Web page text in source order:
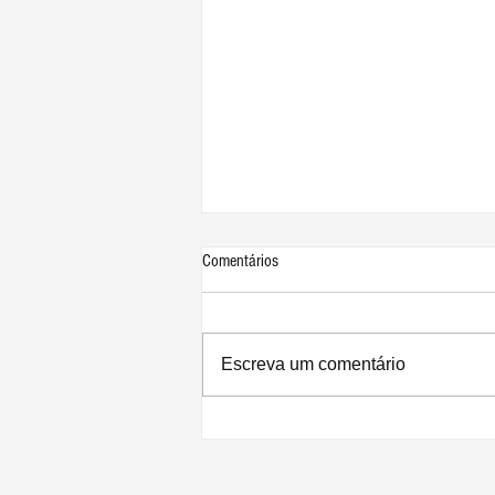
Comentários
Escreva um comentário